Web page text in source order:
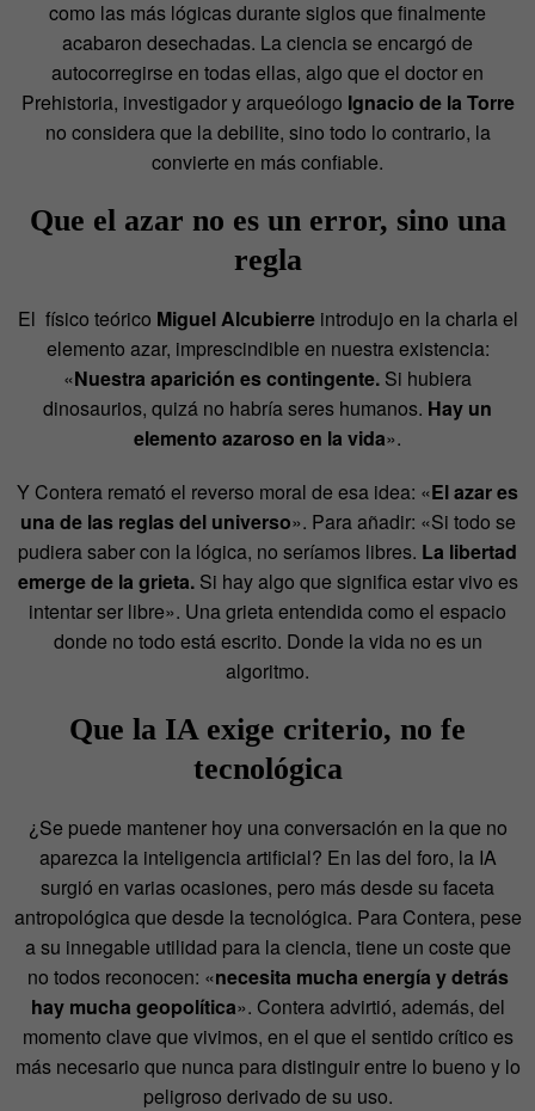
como las más lógicas durante siglos que finalmente
acabaron desechadas. La ciencia se encargó de
autocorregirse en todas ellas, algo que el doctor en
Prehistoria, investigador y arqueólogo Ignacio de la Torre
no considera que la debilite, sino todo lo contrario, la
convierte en más confiable.
Que el azar no es un error, sino una
regla
El físico teórico Miguel Alcubierreintrodujo en la charla el
elemento azar, imprescindible en nuestra existencia:
«Nuestra aparición es contingente. Si hubiera
dinosaurios, quizá no habría seres humanos. Hay un
elemento azaroso en la vida».
Y Contera remató el reverso moral de esa idea: «El azar es
una de las reglas del universo». Para añadir: «Si todo se
pudiera saber con la lógica, no seríamos libres. La libertad
emerge de la grieta.Si hay algo que significa estar vivo es
intentar ser libre». Una grieta entendida como el espacio
donde no todo está escrito. Donde la vida no es un
algoritmo.
Que la IA exige criterio, no fe
tecnológica
¿Se puede mantener hoy una conversación en la que no
aparezca la inteligencia artificial? En las del foro, la IA
surgió en varias ocasiones, pero más desde su faceta
antropológica que desde la tecnológica. Para Contera, pese
a su innegable utilidad para la ciencia, tiene un coste que
no todos reconocen: «necesita mucha energía y detrás
hay mucha geopolítica». Contera advirtió, además, del
momento clave que vivimos, en el que el sentido crítico es
más necesario que nunca para distinguir entre lo bueno y lo
peligroso derivado de su uso.